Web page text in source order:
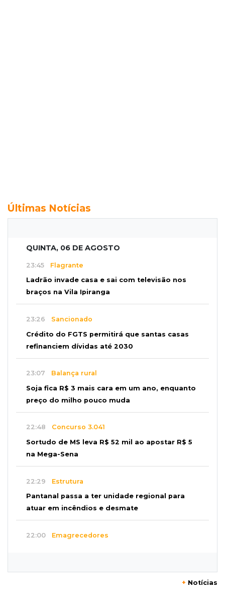
Últimas Notícias
QUINTA, 06 DE AGOSTO
23:45 Flagrante
Ladrão invade casa e sai com televisão nos
braços na Vila Ipiranga
23:26 Sancionado
Crédito do FGTS permitirá que santas casas
refinanciem dívidas até 2030
23:07 Balança rural
Soja fica R$ 3 mais cara em um ano, enquanto
preço do milho pouco muda
22:48 Concurso 3.041
Sortudo de MS leva R$ 52 mil ao apostar R$ 5
na Mega-Sena
22:29 Estrutura
Pantanal passa a ter unidade regional para
atuar em incêndios e desmate
22:00 Emagrecedores
+ Notícias